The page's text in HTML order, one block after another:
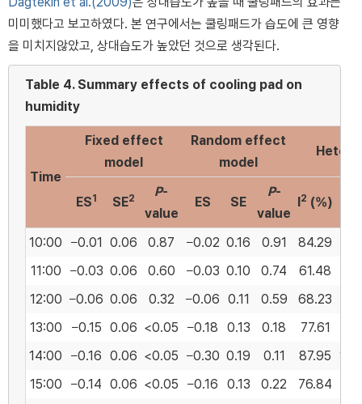
미미했다고 보고하였다. 본 연구에서는 쿨링패드가 습도에 큰 영향
을 미치지않았고, 상대습도가 높았던 것으로 생각된다.
Table 4. Summary effects of cooling pad on
humidity
Time
Fixed effect
model
Random effect
model
ES1 SE2 P-
value
ES SE
P-
value
I2 (%)
10:00 −0.01 0.06 0.87 −0.02 0.16 0.91 84.29
11:00
−0.03 0.06 0.60 −0.03 0.10 0.74 61.48
12:00 −0.06 0.06 0.32 −0.06 0.11 0.59 68.23
13:00
−0.15 0.06 <0.05 −0.18 0.13 0.18 77.61
14:00
−0.16 0.06 <0.05 −0.30 0.19 0.11 87.95
15:00
−0.14 0.06 <0.05 −0.16 0.13 0.22 76.84